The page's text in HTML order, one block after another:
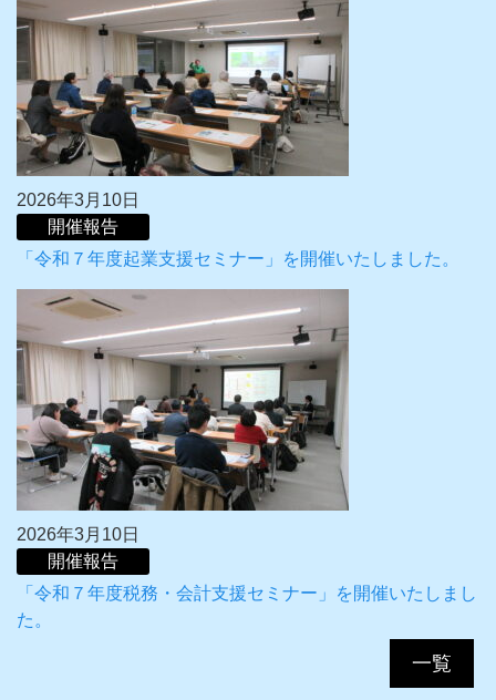
2026年3月10日
開催報告
「令和７年度起業支援セミナー」を開催いたしました。
2026年3月10日
開催報告
「令和７年度税務・会計支援セミナー」を開催いたしまし
た。
一覧